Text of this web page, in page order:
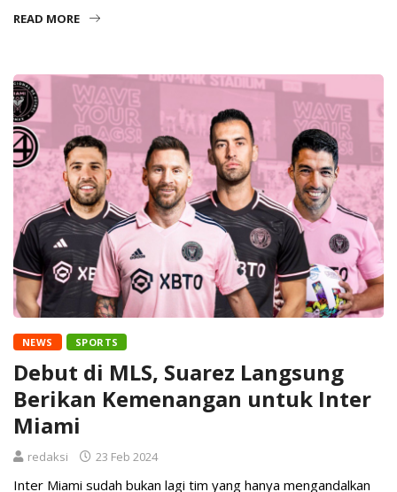
READ MORE
NEWS SPORTS
Debut di MLS, Suarez Langsung
Berikan Kemenangan untuk Inter
Miami
redaksi 23 Feb 2024
Inter Miami sudah bukan lagi tim yang hanya mengandalkan